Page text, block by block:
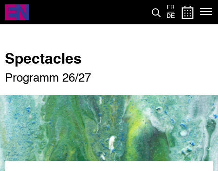
Direkt
zum
Inhalt
FR
DE
Spectacles
Programm 26/27